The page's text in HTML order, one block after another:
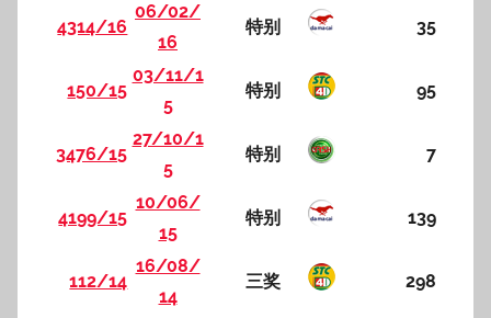
4314/16
06/02/
16
特别 35
150/15
03/11/1
5
特别 95
3476/15
27/10/1
5
特别 7
4199/15
10/06/
15
特别 139
112/14
16/08/
14
三奖 298